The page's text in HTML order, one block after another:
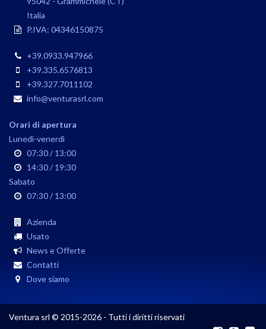
Italia
P.IVA: 04346150875
+39.0933.947966
+39.335.6576813
+39.327.7011102
info@venturasrl.com
Orari di apertura
Lunedì-venerdì
07:30 / 13:00
14:30 / 19:30
Sabato
07:30 / 13:00
Azienda
Usato
News e Offerte
Contatti
Dove siamo
Ventura srl © 2015-2026 - Tutti i diritti riservati